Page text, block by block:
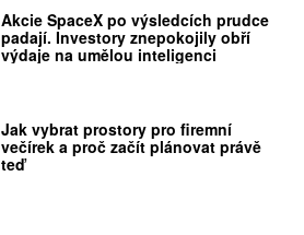
Akcie SpaceX po výsledcích prudce
padají. Investory znepokojily obří
výdaje na umělou inteligenci
Jak vybrat prostory pro firemní
večírek a proč začít plánovat právě
teď